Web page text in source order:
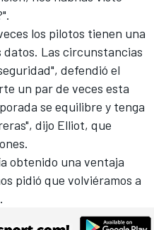
los pilotos tienen una
datos. Las circunstancias
defendió el
un par de veces esta
se equilibre y tenga
dijo Elliot, que
obtenido una ventaja
pidió que volviéramos a